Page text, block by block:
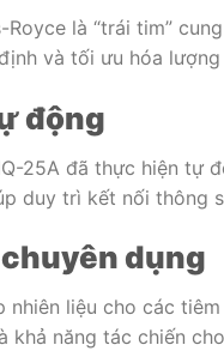
là “trái tim”
và tối ưu hóa
động
25A đã thực hiện tự
duy trì kết nối thông
dụng
nhiên liệu cho các
năng tác chiến